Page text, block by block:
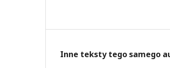
Inne teksty tego samego